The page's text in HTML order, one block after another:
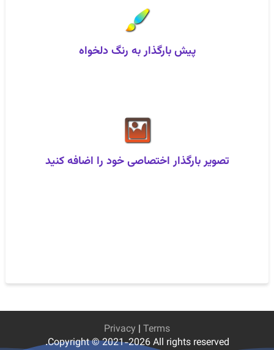
پیش‌ بارگذار به رنگ دلخواه
تصویر بارگذار اختصاصی خود را اضافه کنید
Privacy | Terms
Copyright © 2021-2026 All rights reserved.